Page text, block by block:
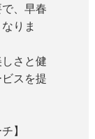
、早春
りま
さと健
スを提
】